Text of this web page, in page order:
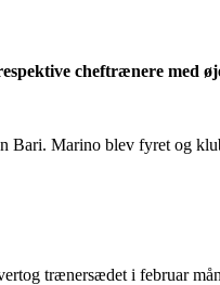
cheftrænere med
Bari. Marino blev fyret og
trænersædet i februar